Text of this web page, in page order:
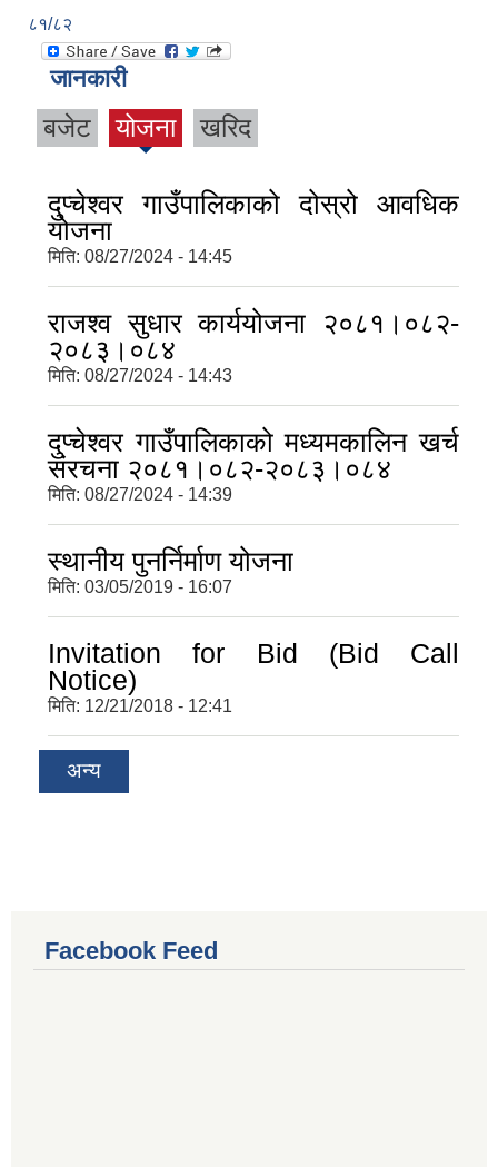
८१/८२
जानकारी
बजेट योजना खरिद
दुप्चेश्वर गाउँपालिकाको दोस्रो आवधिक
योजना
मिति: 08/27/2024 - 14:45
राजश्व सुधार कार्ययोजना २०८१।०८२-
२०८३।०८४
मिति: 08/27/2024 - 14:43
दुप्चेश्वर गाउँपालिकाको मध्यमकालिन खर्च
संरचना २०८१।०८२-२०८३।०८४
मिति: 08/27/2024 - 14:39
स्थानीय पुनर्निर्माण योजना
मिति: 03/05/2019 - 16:07
Invitation for Bid (Bid Call
Notice)
मिति: 12/21/2018 - 12:41
अन्य
Facebook Feed